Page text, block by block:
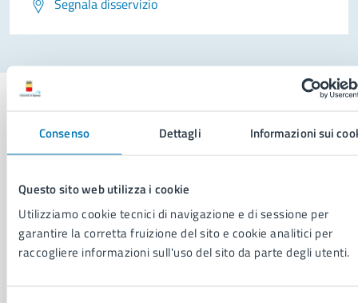
Consenso Dettagli Informazioni sui
Questo sito web utilizza i cookie
Utilizziamo cookie tecnici di navigazione e di sessione per
garantire la corretta fruizione del sito e cookie analitici per
raccogliere informazioni sull'uso del sito da parte degli utenti.
Segnala disservizio
Comune di Napoli
AMMINISTRAZIONE
Aree amministrative
Organi di governo